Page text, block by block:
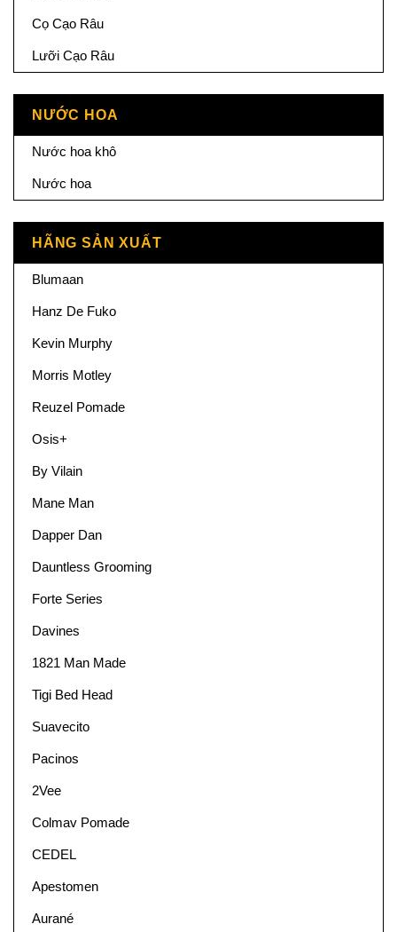
Cọ Cạo Râu
Lưỡi Cạo Râu
NƯỚC HOA
Nước hoa khô
Nước hoa
HÃNG SẢN XUẤT
Blumaan
Hanz De Fuko
Kevin Murphy
Morris Motley
Reuzel Pomade
Osis+
By Vilain
Mane Man
Dapper Dan
Dauntless Grooming
Forte Series
Davines
1821 Man Made
Tigi Bed Head
Suavecito
Pacinos
2Vee
Colmav Pomade
CEDEL
Apestomen
Aurané